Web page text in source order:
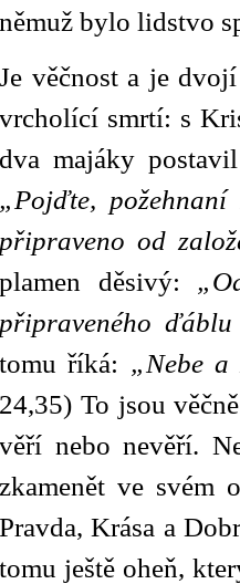
němuž bylo lidstvo
Je věčnost a je
vrcholící smrtí: s
dva majáky
„Pojďte,
připraveno od
plamen děsivý:
připraveného
tomu říká: „Nebe
24,35) To jsou
věří nebo nevěří.
zkamenět ve svém
Pravda, Krása a
tomu ještě oheň,